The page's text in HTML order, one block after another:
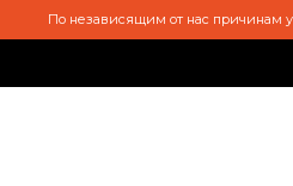
По независящим от нас причинам у